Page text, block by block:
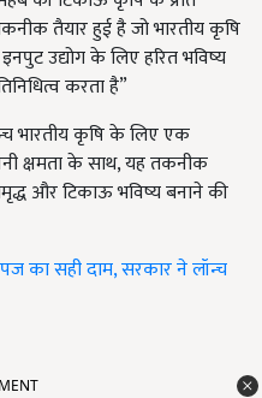
तैयार हुई है जो भारतीय कृषि
उद्योग के लिए हरित भविष्य
करता है”
भारतीय कृषि के लिए एक
क्षमता के साथ, यह तकनीक
और टिकाऊ भविष्य बनाने की
का सही दाम, सरकार ने लॉन्च